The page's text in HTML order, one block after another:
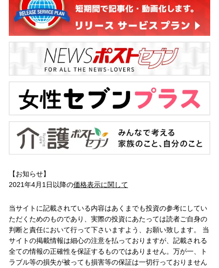
【お知らせ】
2021年4月1日以降の価格表示に関して
当サイトに記載されている内容はあくまでも投資の参考にしてい
ただくためのものであり、実際の投資にあたっては読者ご自身の
判断と責任において行って下さいますよう、お願い致します。 当
サイトの掲載情報は細心の注意を払っておりますが、記載される
全ての情報の正確性を保証するものではありません。万が一、ト
ラブル等の損失が被っても損害等の保証は一切行っておりません